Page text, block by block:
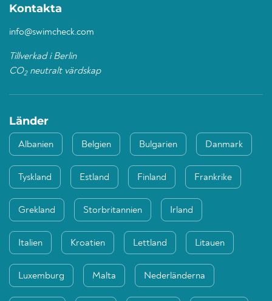
Kontakta
info@swimcheck.com
Tillverkad i Berlin
CO2neutralt värdskap
Länder
Albanien Belgien Bulgarien Danmark
Tyskland Estland Finland Frankrike
Grekland Storbritannien Irland
Italien Kroatien Lettland Litauen
Luxemburg Malta Nederländerna